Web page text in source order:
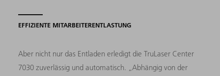
EFFIZIENTE MITARBEITERENTLASTUNG
Aber nicht nur das Entladen erledigt die TruLaser Center
7030 zuverlässig und automatisch. „Abhängig von der